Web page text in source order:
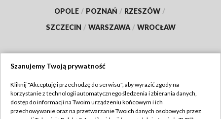
OPOLE / POZNAŃ / RZESZÓW /
SZCZECIN / WARSZAWA / WROCŁAW
TVP
Abonament TVP
Regulamin TVP
Szanujemy Twoją prywatność
Kliknij "Akceptuję i przechodzę do serwisu", aby wyrazić zgody na
korzystanie z technologii automatycznego śledzenia i zbierania danych,
dostęp do informacji na Twoim urządzeniu końcowym i ich
przechowywanie oraz na przetwarzanie Twoich danych osobowych przez